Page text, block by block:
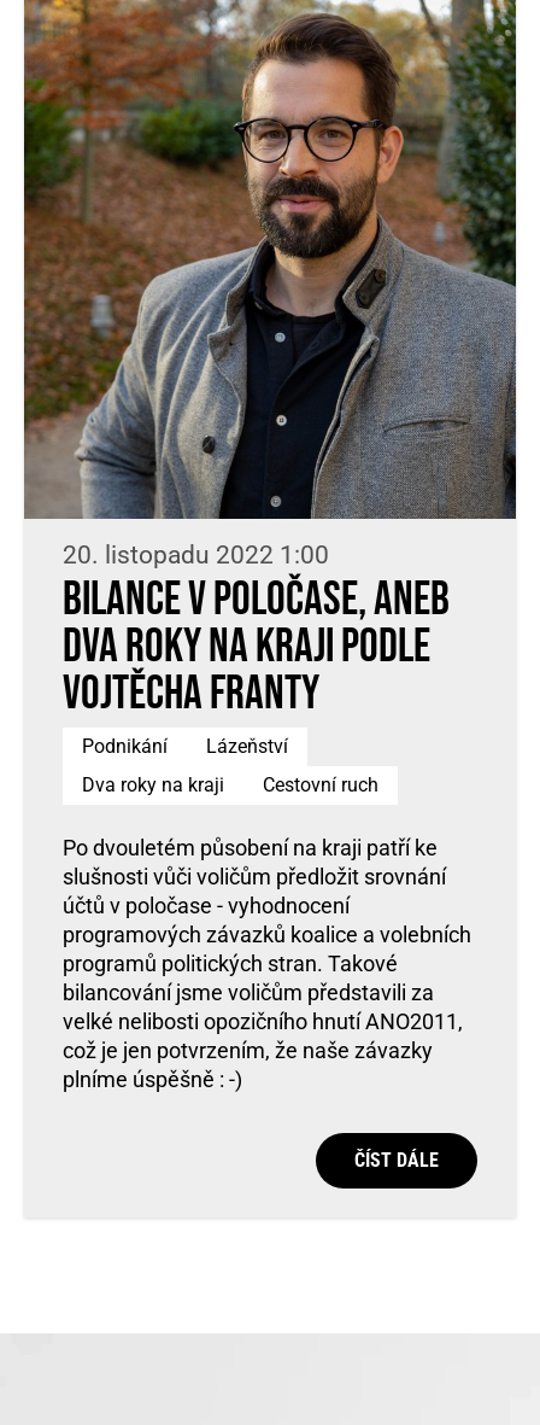
20. listopadu 2022 1:00
Bilance v poločase, aneb
dva roky na kraji podle
Vojtěcha Franty
Podnikání
Lázeňství
Dva roky na kraji
Cestovní ruch
Po dvouletém působení na kraji patří ke
slušnosti vůči voličům předložit srovnání
účtů v poločase - vyhodnocení
programových závazků koalice a volebních
programů politických stran. Takové
bilancování jsme voličům představili za
velké nelibosti opozičního hnutí ANO2011,
což je jen potvrzením, že naše závazky
plníme úspěšně : -)
ČÍST DÁLE